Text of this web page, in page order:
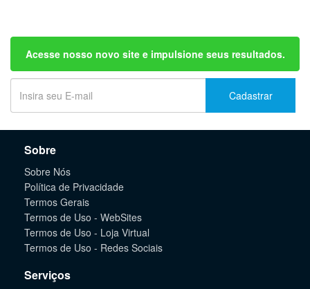
Acesse nosso novo site e impulsione seus resultados.
Cadastrar
Sobre
Sobre Nós
Política de Privacidade
Termos Gerais
Termos de Uso - WebSites
Termos de Uso - Loja Virtual
Termos de Uso - Redes Sociais
Serviços